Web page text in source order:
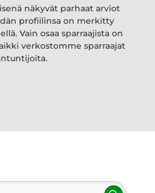
näkyvät parhaat arviot
profiilinsa on merkitty
Vain osaa sparraajista on
verkostomme sparraajat